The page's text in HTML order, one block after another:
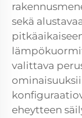
sekä
valittava
eheytteen